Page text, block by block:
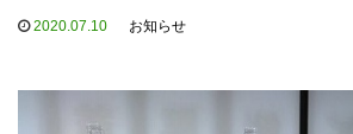
2020.07.10 お知らせ